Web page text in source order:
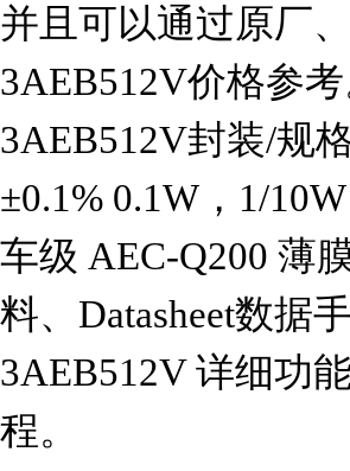
并且可以通过原厂
3AEB512V价格参考
3AEB512V封装/规格
±0.1% 0.1W，1/
车级 AEC-Q200 薄
料、Datasheet数据
3AEB512V 详细功
程。